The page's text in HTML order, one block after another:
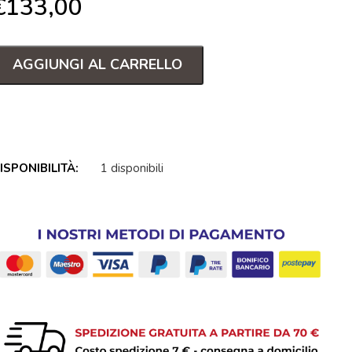
133,00
AGGIUNGI AL CARRELLO
1 disponibili